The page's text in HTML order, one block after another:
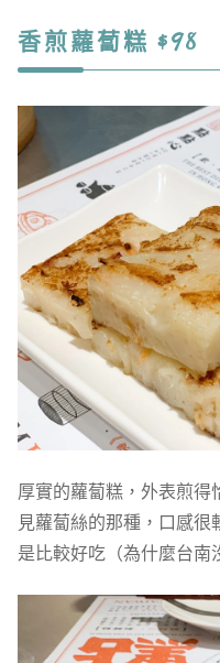
香煎蘿蔔糕 $98
厚實的蘿蔔糕，外表煎得
見蘿蔔絲的那種，口感
是比較好吃（為什麼台南